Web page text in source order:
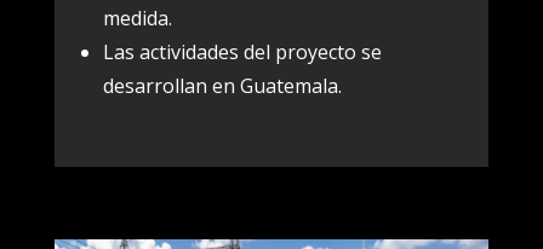
medida.
Las actividades del proyecto se
desarrollan en Guatemala.